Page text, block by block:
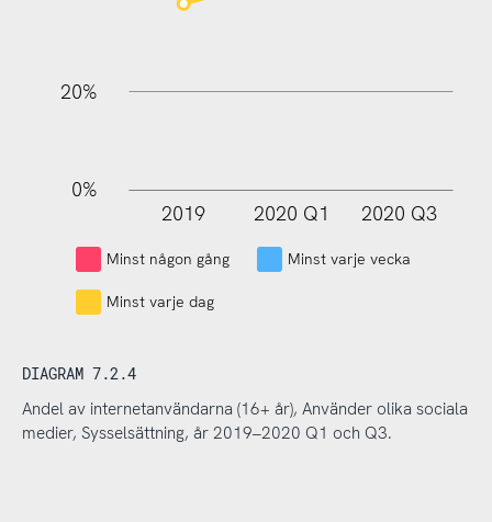
20%
0%
L
2019 2020 Q1 2020 Q3
Minst någon gång Minst varje vecka
Minst varje dag
DIAGRAM 7.2.4
Andel av internetanvändarna (16+ år), Använder olika sociala
medier, Sysselsättning, år 2019–2020 Q1 och Q3.